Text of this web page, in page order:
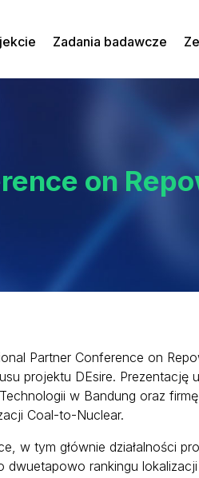
Zadania badawcze
on
Partner Conference on
projektu DEsire. Prezentację
w Bandung oraz
Coal-to-Nuclear.
tym głównie działalności
rankingu